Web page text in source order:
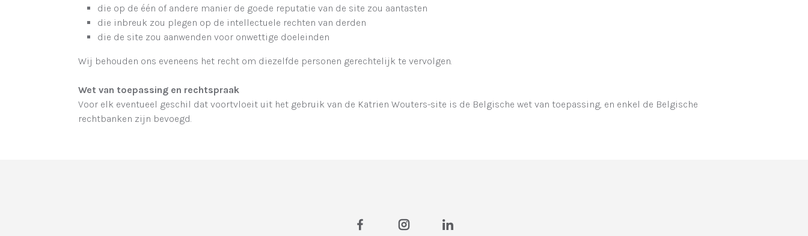
die op de één of andere manier de goede reputatie van de site zou aantasten
die inbreuk zou plegen op de intellectuele rechten van derden
die de site zou aanwenden voor onwettige doeleinden
Wij behouden ons eveneens het recht om diezelfde personen gerechtelijk te vervolgen.
Wet van toepassing en rechtspraak
Voor elk eventueel geschil dat voortvloeit uit het gebruik van de Katrien Wouters-site is de Belgische wet van toepassing, en enkel de Belgische
rechtbanken zijn bevoegd.